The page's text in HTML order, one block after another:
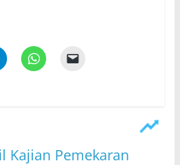
Kajian Pemekaran